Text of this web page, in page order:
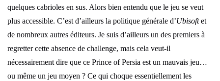
quelques cabrioles en sus. Alors bien entendu que le jeu se veut
plus accessible. C’est d’ailleurs la politique générale d’Ubisoftet
de nombreux autres éditeurs. Je suis d’ailleurs un des premiers à
regretter cette absence de challenge, mais cela veut-il
nécessairement dire que ce Prince of Persia est un mauvais jeu…
ou même un jeu moyen ? Ce qui choque essentiellement les